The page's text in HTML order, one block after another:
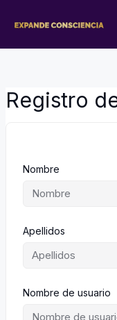
Registro
Nombre
Apellidos
Nombre de usuario